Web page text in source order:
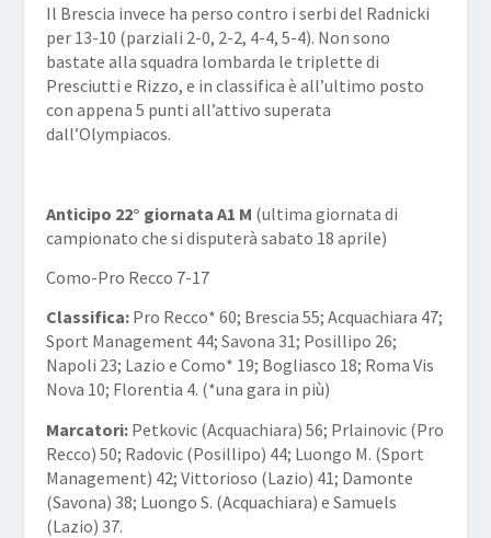
Il Brescia invece ha perso contro i serbi del Radnicki
per 13-10 (parziali 2-0, 2-2, 4-4, 5-4). Non sono
bastate alla squadra lombarda le triplette di
Presciutti e Rizzo, e in classifica è all’ultimo posto
con appena 5 punti all’attivo superata
dall’Olympiacos.
Anticipo 22° giornata A1 M (ultima giornata di
campionato che si disputerà sabato 18 aprile)
Como-Pro Recco 7-17
Classifica: Pro Recco* 60; Brescia 55; Acquachiara 47;
Sport Management 44; Savona 31; Posillipo 26;
Napoli 23; Lazio e Como* 19; Bogliasco 18; Roma Vis
Nova 10; Florentia 4. (*una gara in più)
Marcatori: Petkovic (Acquachiara) 56; Prlainovic (Pro
Recco) 50; Radovic (Posillipo) 44; Luongo M. (Sport
Management) 42; Vittorioso (Lazio) 41; Damonte
(Savona) 38; Luongo S. (Acquachiara) e Samuels
(Lazio) 37.